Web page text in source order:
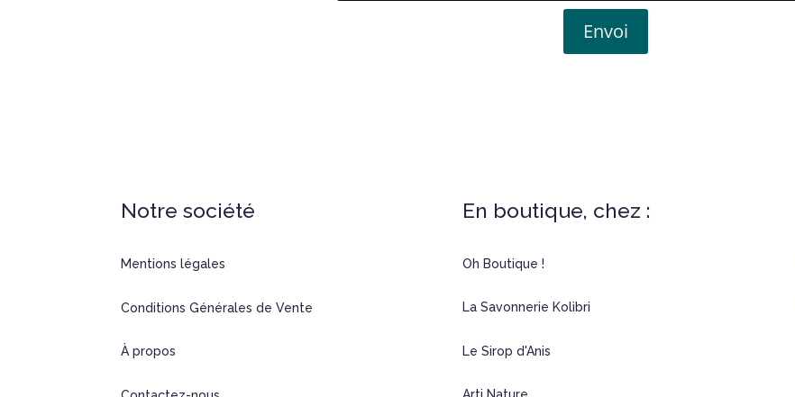
Envoi
Notre société
Mentions légales
Conditions Générales de Vente
À propos
En boutique, chez :
Oh Boutique !
La Savonnerie Kolibri
Le Sirop d'Anis